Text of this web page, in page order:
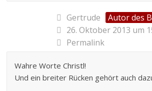
Gertrude
Autor des
26. Oktober 2013 um
Permalink
Wahre Worte Christl!
Und ein breiter Rücken gehört auch